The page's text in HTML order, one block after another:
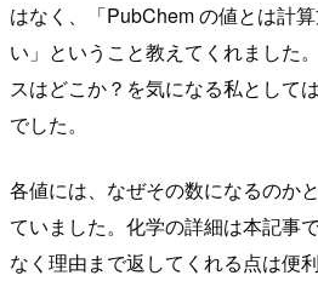
はなく、「PubChem の値とは計
い」ということ教えてくれました
スはどこか？を気になる私として
でした。
各値には、なぜその数になるのか
ていました。化学の詳細は本記事
なく理由まで返してくれる点は便利